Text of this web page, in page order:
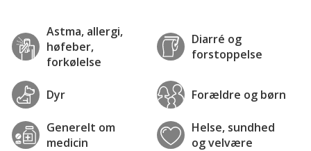
Astma, allergi,
høfeber,
forkølelse
Diarré og
forstoppelse
Dyr Forældre og børn
Generelt om
medicin
Helse, sundhed
og velvære